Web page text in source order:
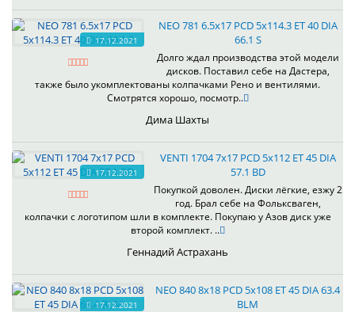
17.12.2021
NEO 781 6.5x17 PCD 5x114.3 ET 40 DIA
66.1 S
Долго ждал производства этой модели
дисков. Поставил себе на Дастера,
также было укомплектованы колпачками Рено и вентилями.
Смотрятся хорошо, посмотр..
Дима Шахты
17.12.2021
VENTI 1704 7x17 PCD 5x112 ET 45 DIA
57.1 BD
Покупкой доволен. Диски лёгкие, езжу 2
год. Брал себе на Фольксваген,
колпачки с логотипом шли в комплекте. Покупаю у Азов диск уже
второй комплект. ..
Геннадий Астрахань
17.12.2021
NEO 840 8x18 PCD 5x108 ET 45 DIA 63.4
BLM